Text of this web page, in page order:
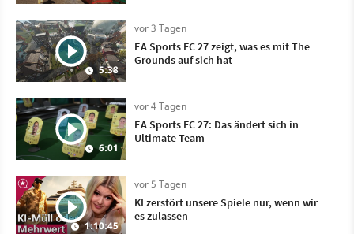
5:38
vor 3 Tagen
EA Sports FC 27 zeigt, was es mit The
Grounds auf sich hat
6:01
vor 4 Tagen
EA Sports FC 27: Das ändert sich in
Ultimate Team
1:10:45
vor 5 Tagen
KI zerstört unsere Spiele nur, wenn wir
es zulassen